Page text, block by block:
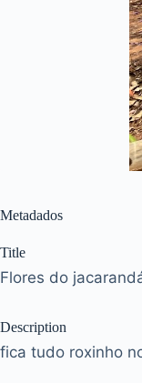
Metadados
Title
Flores do
Description
fica tudo roxinho